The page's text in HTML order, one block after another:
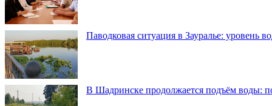
Паводковая ситуация в Зауралье: уровень
В Шадринске продолжается подъём воды: